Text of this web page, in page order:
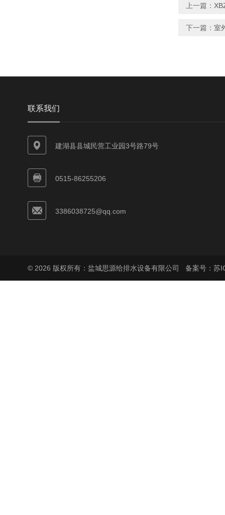
上一篇：
下一篇： 室
联系我们
建湖县县城民营工业园3号路79号
0515-86255206
3386038725@qq.com
© 2026 版权所有：盐城思源给排水设备有限公司 备案号：苏